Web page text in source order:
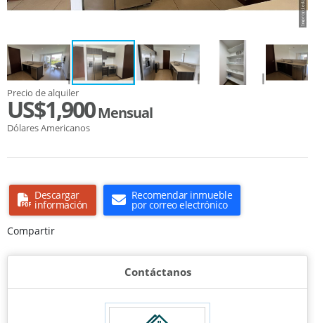
Precio de alquiler
US$1,900Mensual
Dólares Americanos
Descargar
información
Recomendar inmueble
por correo electrónico
Compartir
Contáctanos